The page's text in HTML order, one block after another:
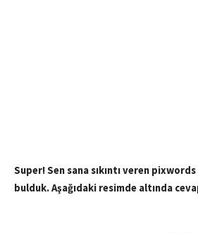
Super! Sen sana sıkıntı veren
bulduk. Aşağıdaki resimde altında